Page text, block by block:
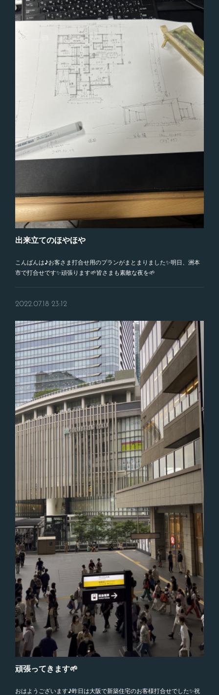
出来立てのほやほや
こんばんは♪お客さま打合せ用のプランがまとまりました✨明日、洲本
市で打合せです✨頑張ります🌱皆さまも素敵な夜を🌱
2022.07.18 23:12
頑張ってきます🌱
おはようございます♪昨日は大阪で新築住宅のお客様打合せでした✨祝